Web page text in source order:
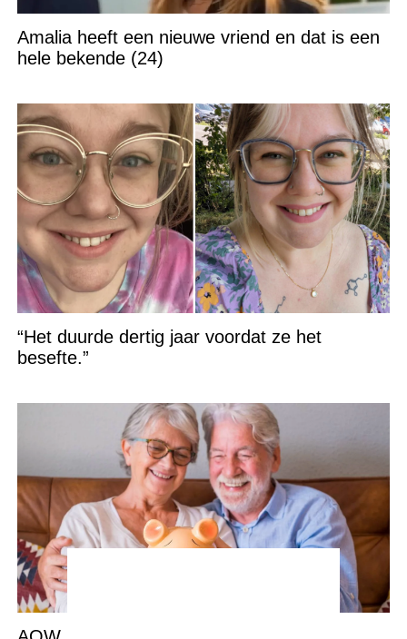
Amalia heeft een nieuwe vriend en dat is een
hele bekende (24)
“Het duurde dertig jaar voordat ze het
besefte.”